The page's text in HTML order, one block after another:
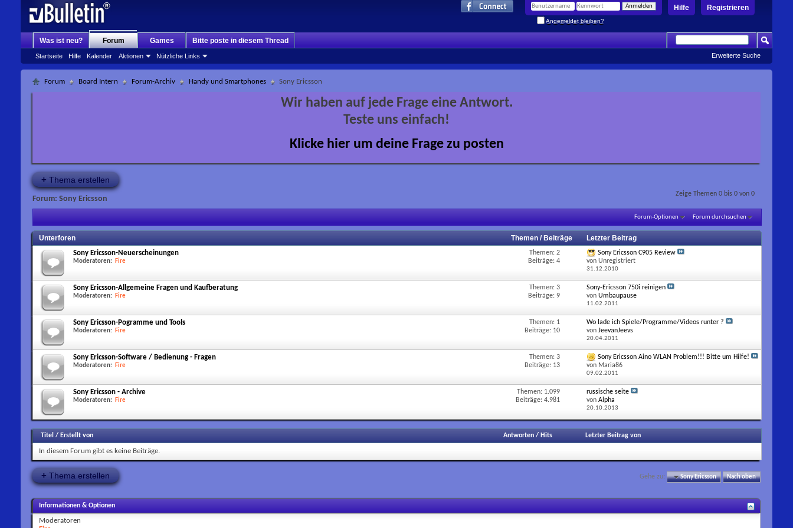
Registrieren
Hilfe
Angemeldet bleiben?
Was ist neu? Forum
Startseite Hilfe Kalender Aktionen Nützliche Links
Games Bitte poste in diesem Thread
Erweiterte Suche
Forum Board Intern Forum-Archiv Handy und Smartphones Sony Ericsson
Wir haben auf jede Frage eine Antwort.
Teste uns einfach!
Klicke hier um deine Frage zu posten
+ Thema erstellen
Zeige Themen 0 bis 0 von 0
Forum: Sony Ericsson
Forum-Optionen Forum durchsuchen
Unterforen Themen / Beiträge Letzter Beitrag
Sony Ericsson-Neuerscheinungen
Moderatoren: Fire
Themen: 2
Beiträge: 4
Sony Ericsson C905 Review
von Unregistriert
31.12.2010
Sony Ericsson-Allgemeine Fragen und Kaufberatung
Moderatoren: Fire
Themen: 3
Beiträge: 9
Sony-Ericsson 750i reinigen
von Umbaupause
11.02.2011
Sony Ericsson-Pogramme und Tools
Moderatoren: Fire
Themen: 1
Beiträge: 10
Wo lade ich Spiele/Programme/Videos runter ?
von JeevanJeevs
20.04.2011
Sony Ericsson-Software / Bedienung - Fragen
Moderatoren: Fire
Themen: 3
Beiträge: 13
Sony Ericsson Aino WLAN Problem!!! Bitte um Hilfe!
von Maria86
09.02.2011
Sony Ericsson - Archive
Moderatoren: Fire
Themen: 1.099
Beiträge: 4.981
russische seite
von Alpha
20.10.2013
Titel / Erstellt von Antworten/ Hits Letzter Beitrag von
In diesem Forum gibt es keine Beiträge.
+ Thema erstellen Gehe zu: Sony Ericsson Nach oben
Informationen & Optionen
Moderatoren